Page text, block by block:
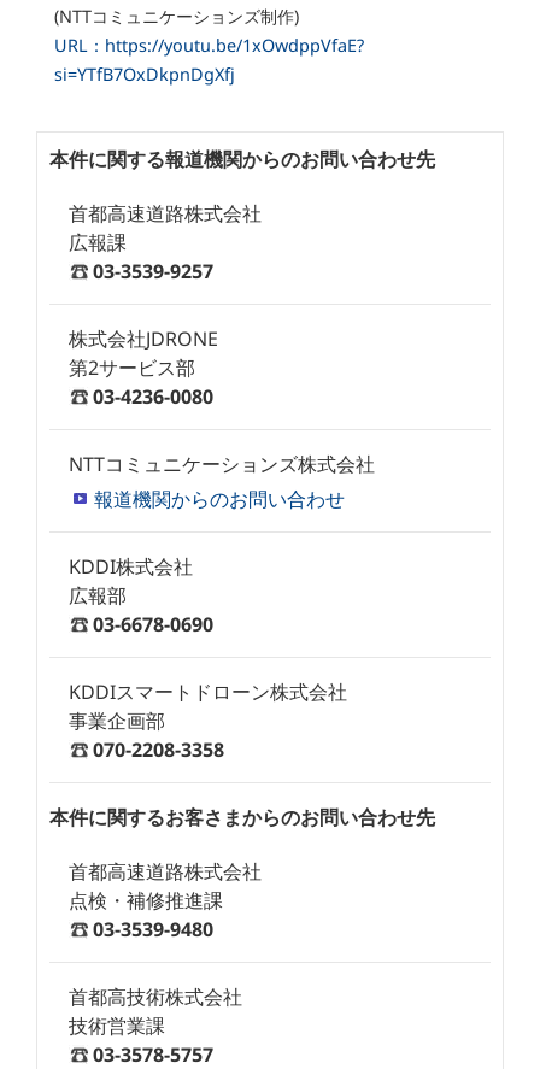
(NTTコミュニケーションズ制作)
URL：https://youtu.be/1xOwdppVfaE?
si=YTfB7OxDkpnDgXfj
本件に関する報道機関からのお問い合わせ先
首都高速道路株式会社
広報課
03-3539-9257
株式会社JDRONE
第2サービス部
03-4236-0080
NTTコミュニケーションズ株式会社
報道機関からのお問い合わせ
KDDI株式会社
広報部
03-6678-0690
KDDIスマートドローン株式会社
事業企画部
070-2208-3358
本件に関するお客さまからのお問い合わせ先
首都高速道路株式会社
点検・補修推進課
03-3539-9480
首都高技術株式会社
技術営業課
03-3578-5757